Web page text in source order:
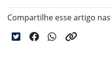
Compartilhe esse artigo